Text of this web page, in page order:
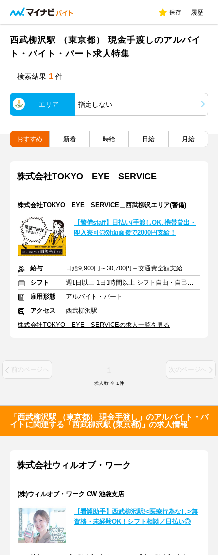
保存 履歴
西武柳沢駅 （東京都） 現金手渡しのアルバイ
ト・バイト・パート求人特集
検索結果 1 件
エリア 指定しない
おすすめ 新着 時給 日給 月給
株式会社TOKYO EYE SERVICE
株式会社TOKYO EYE SERVICE＿西武柳沢エリア(警備)
【警備staff】日払い/手渡しOK♪携帯貸出・
即入寮可◎対面面接で2000円支給！
給与
日給9,900円～30,700円＋交通費全額支給
シフト
週1日以上 1日1時間以上 シフト自由・自己申告
雇用形態
アルバイト・パート
アクセス
西武柳沢駅
株式会社TOKYO EYE SERVICEの求人一覧を見る
前のページへ 1 次のページへ
求人数 全 1件
「西武柳沢駅 （東京都） 現金手渡し」のアルバイト・バ
イトに関連する「西武柳沢駅 (東京都)」の求人情報
株式会社ウィルオブ・ワーク
(株)ウィルオブ・ワーク CW 池袋支店
【看護助手】西武柳沢駅!<医療行為なし>無
資格・未経験OK！シフト相談／日払い◎